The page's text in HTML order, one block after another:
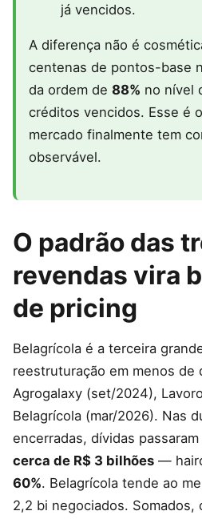
já vencidos.
A diferença não é
centenas de pontos-base
da ordem de 88% no nível
créditos vencidos. Esse é
mercado finalmente tem
observável.
O padrão das
revendas vira
de pricing
Belagrícola é a terceira
reestruturação em menos
Agrogalaxy (set/2024),
Belagrícola (mar/2026). Nas
encerradas, dívidas passaram
cerca de R$ 3 bilhões —
60%. Belagrícola tende ao
2,2 bi negociados. Somados,